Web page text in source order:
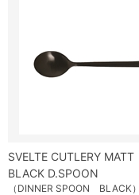
SVELTE CUTLERY MATT
BLACK D.SPOON
（DINNER SPOON BLACK）